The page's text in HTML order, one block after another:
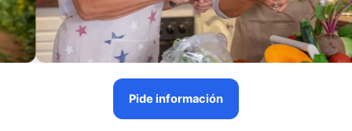
Pide información